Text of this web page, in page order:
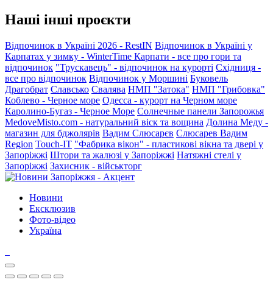
Наші інші проєкти
Відпочинок в Україні 2026 - RestIN Відпочинок в Україні у
Карпатах у зимку - WinterTime Карпати - все про гори та
відпочинок "Трускавець" - відпочинок на курорті Східниця -
все про відпочинок Відпочинок у Моршині Буковель
Драгобрат Славсько Свалява НМП "Затока" НМП "Грибовка"
Коблево - Черное море Одесса - курорт на Черном море
Каролино-Бугаз - Черное Море Солнечные панели Запорожья
MedoveMisto.com - натуральний віск та вощина Долина Меду -
магазин для бджолярів Вадим Слюсарєв Слюсарев Вадим
Region Touch-IT "Фабрика вікон" - пластикові вікна та двері у
Запоріжжі Штори та жалюзі у Запоріжжі Натяжні стелі у
Запоріжжі Захисник - військторг
Новини
Ексклюзив
Фото-відео
Україна